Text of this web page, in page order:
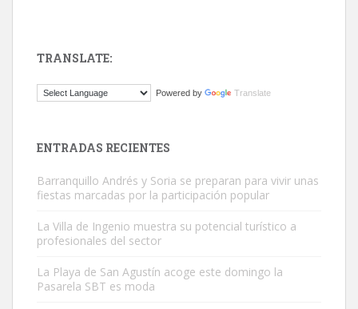
El ayuntamiento se va a llevar a Los Gatos callejeros de la zona los
Este gato macho ha aparecido en la calle hace menos de un mes,
TRANSLATE:
Powered by Translate
ENTRADAS RECIENTES
Barranquillo Andrés y Soria se preparan para vivir unas
fiestas marcadas por la participación popular
La Villa de Ingenio muestra su potencial turístico a
profesionales del sector
La Playa de San Agustín acoge este domingo la
Pasarela SBT es moda